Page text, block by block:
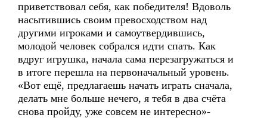
приветствовал себя, как победителя! Вдоволь
насытившись своим превосходством над
другими игроками и самоутвердившись,
молодой человек собрался идти спать. Как
вдруг игрушка, начала сама перезагружаться и
в итоге перешла на первоначальный уровень.
«Вот ещё, предлагаешь начать играть сначала,
делать мне больше нечего, я тебя в два счёта
снова пройду, уже совсем не интересно»-